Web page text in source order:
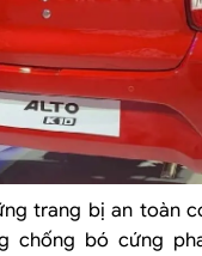
trang bị an toàn
chống bó cứng